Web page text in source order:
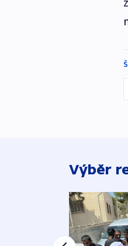
Výběr